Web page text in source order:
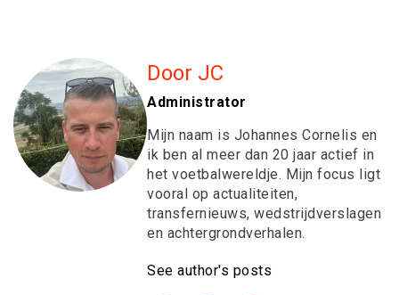
Door JC
Administrator
Mijn naam is Johannes Cornelis en
ik ben al meer dan 20 jaar actief in
het voetbalwereldje. Mijn focus ligt
vooral op actualiteiten,
transfernieuws, wedstrijdverslagen
en achtergrondverhalen.
See author's posts